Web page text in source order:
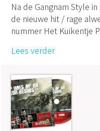
Na de Gangnam Style
de nieuwe hit / rage
nummer Het Kuikentje
Lees verder